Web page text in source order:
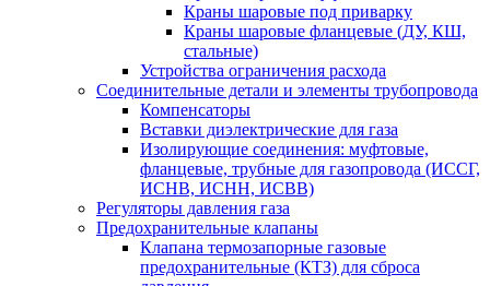
Краны шаровые под приварку
Краны шаровые фланцевые (ДУ, КШ,
стальные)
Устройства ограничения расхода
Соединительные детали и элементы трубопровода
Компенсаторы
Вставки диэлектрические для газа
Изолирующие соединения: муфтовые,
фланцевые, трубные для газопровода (ИССГ,
ИСНВ, ИСНН, ИСВВ)
Регуляторы давления газа
Предохранительные клапаны
Клапана термозапорные газовые
предохранительные (КТЗ) для сброса